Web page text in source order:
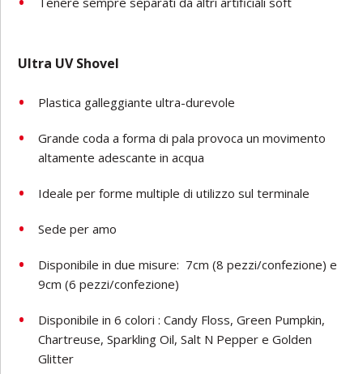
Ultra UV Shovel
Plastica galleggiante ultra-durevole
Grande coda a forma di pala provoca un movimento
altamente adescante in acqua
Ideale per forme multiple di utilizzo sul terminale
Sede per amo
Disponibile in due misure: 7cm (8 pezzi/confezione) e
9cm (6 pezzi/confezione)
Disponibile in 6 colori : Candy Floss, Green Pumpkin,
Chartreuse, Sparkling Oil, Salt N Pepper e Golden
Glitter